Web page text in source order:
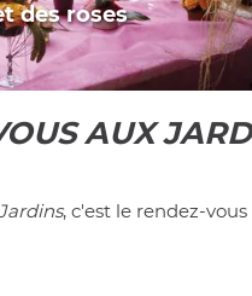
des roses
AUX
, c'est le rendez-